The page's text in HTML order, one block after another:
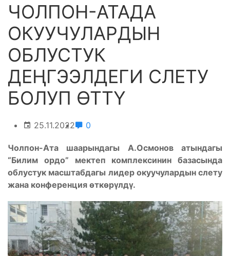
ЧОЛПОН-АТАДА
ОКУУЧУЛАРДЫН
ОБЛУСТУК
ДЕҢГЭЭЛДЕГИ СЛЕТУ
БОЛУП ӨТТҮ
25.11.2022 0
Чолпон-Ата шаарындагы А.Осмонов атындагы
“Билим ордо” мектеп комплексинин базасында
облустук масштабдагы лидер окуучулардын слету
жана конференция өткөрүлдү.